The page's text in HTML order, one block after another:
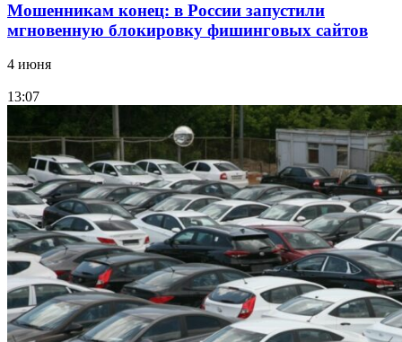
Мошенникам конец: в России запустили
мгновенную блокировку фишинговых сайтов
4 июня
13:07